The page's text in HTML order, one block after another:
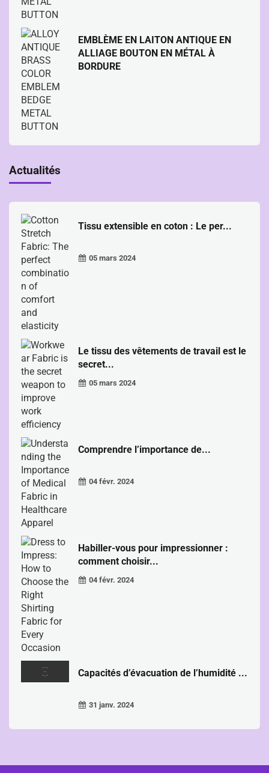
EMBLÈME EN LAITON ANTIQUE EN
ALLIAGE BOUTON EN MÉTAL À
BORDURE
Actualités
Tissu extensible en coton : Le per...
05 mars 2024
Le tissu des vêtements de travail est le
secret...
05 mars 2024
Comprendre l’importance de...
04 févr. 2024
Habiller-vous pour impressionner :
comment choisir...
04 févr. 2024
Capacités d’évacuation de l’humidité ...
31 janv. 2024